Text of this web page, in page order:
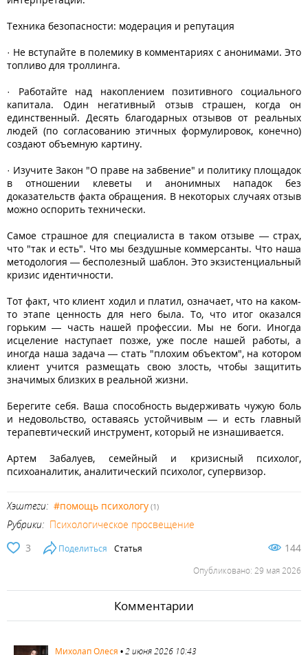
Техника безопасности: модерация и репутация
· Не вступайте в полемику в комментариях с анонимами. Это
топливо для троллинга.
· Работайте над накоплением позитивного социального
капитала. Один негативный отзыв страшен, когда он
единственный. Десять благодарных отзывов от реальных
людей (по согласованию этичных формулировок, конечно)
создают объемную картину.
· Изучите Закон "О праве на забвение" и политику площадок
в отношении клеветы и анонимных нападок без
доказательств факта обращения. В некоторых случаях отзыв
можно оспорить технически.
Самое страшное для специалиста в таком отзыве — страх,
что "так и есть". Что мы бездушные коммерсанты. Что наша
методология — бесполезный шаблон. Это экзистенциальный
кризис идентичности.
Тот факт, что клиент ходил и платил, означает, что на каком-
то этапе ценность для него была. То, что итог оказался
горьким — часть нашей профессии. Мы не боги. Иногда
исцеление наступает позже, уже после нашей работы, а
иногда наша задача — стать "плохим объектом", на котором
клиент учится размещать свою злость, чтобы защитить
значимых близких в реальной жизни.
Берегите себя. Ваша способность выдерживать чужую боль
и недовольство, оставаясь устойчивым — и есть главный
терапевтический инструмент, который не изнашивается.
Артем Забалуев, семейный и кризисный психолог,
психоаналитик, аналитический психолог, супервизор.
Хэштеги: #помощь психологу (1)
Рубрики: Психологическое просвещение
3
Поделиться Статья 144
Опубликовано: 29 мая 2026
Комментарии
3182 Михолап Олеся •2 июня 2026 10:43